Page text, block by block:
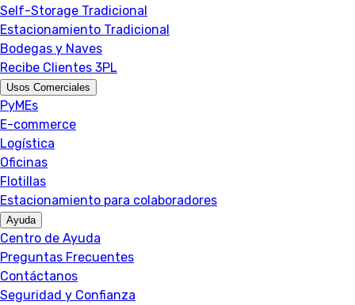
Self-Storage Tradicional
Estacionamiento Tradicional
Bodegas y Naves
Recibe Clientes 3PL
Usos Comerciales
PyMEs
E-commerce
Logística
Oficinas
Flotillas
Estacionamiento para colaboradores
Ayuda
Centro de Ayuda
Preguntas Frecuentes
Contáctanos
Seguridad y Confianza